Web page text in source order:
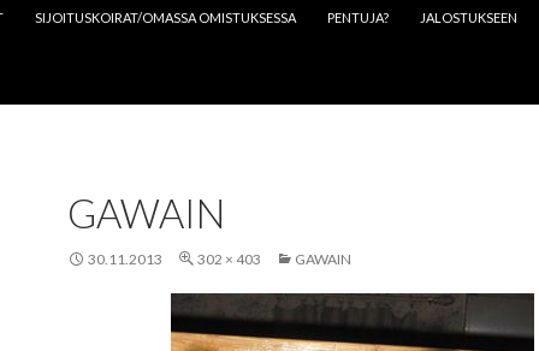
SIJOITUSKOIRAT/OMASSA OMISTUKSESSA PENTUJA? JALOSTUKSEEN
GAWAIN
30.11.2013 302 × 403 GAWAIN